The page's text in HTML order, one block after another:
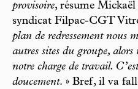
provisoire, résume
syndicat Filpac-CGT
plan de redressement nous
autres sites du groupe,
notre charge de travail.
doucement. » Bref, il va